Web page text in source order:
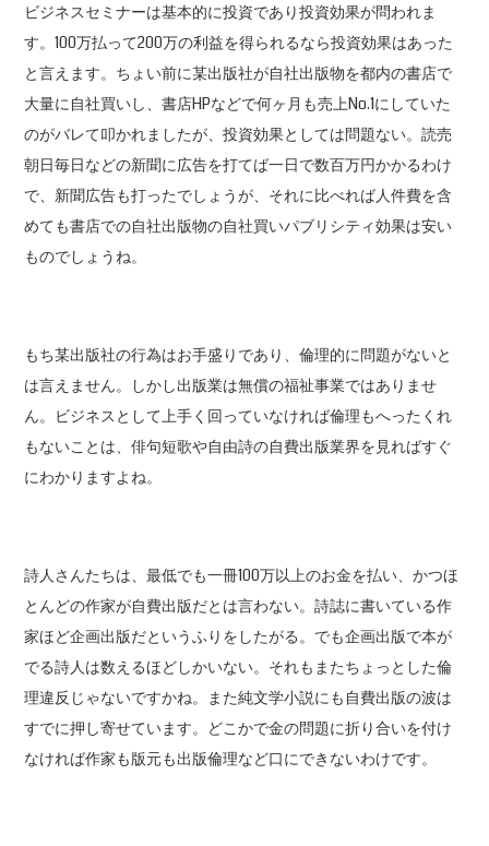
ビジネスセミナーは基本的に投資であり投資効果が問われま
す。100万払って200万の利益を得られるなら投資効果はあった
と言えます。ちょい前に某出版社が自社出版物を都内の書店で
大量に自社買いし、書店HPなどで何ヶ月も売上No.1にしていた
のがバレて叩かれましたが、投資効果としては問題ない。読売
朝日毎日などの新聞に広告を打てば一日で数百万円かかるわけ
で、新聞広告も打ったでしょうが、それに比べれば人件費を含
めても書店での自社出版物の自社買いパブリシティ効果は安い
ものでしょうね。
もち某出版社の行為はお手盛りであり、倫理的に問題がないと
は言えません。しかし出版業は無償の福祉事業ではありませ
ん。ビジネスとして上手く回っていなければ倫理もへったくれ
もないことは、俳句短歌や自由詩の自費出版業界を見ればすぐ
にわかりますよね。
詩人さんたちは、最低でも一冊100万以上のお金を払い、かつほ
とんどの作家が自費出版だとは言わない。詩誌に書いている作
家ほど企画出版だというふりをしたがる。でも企画出版で本が
でる詩人は数えるほどしかいない。それもまたちょっとした倫
理違反じゃないですかね。また純文学小説にも自費出版の波は
すでに押し寄せています。どこかで金の問題に折り合いを付け
なければ作家も版元も出版倫理など口にできないわけです。